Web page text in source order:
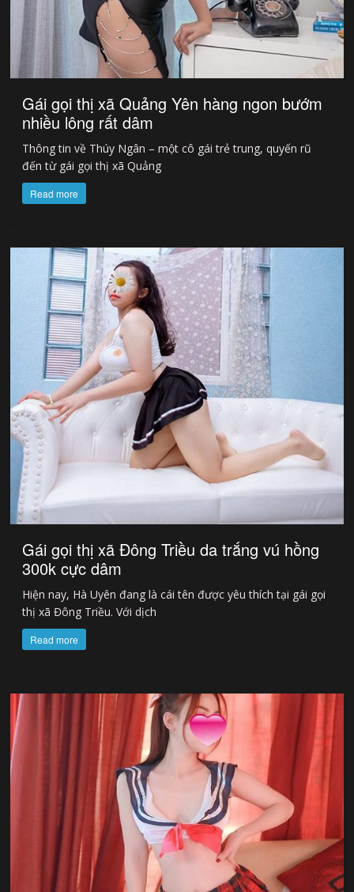
Gái gọi thị xã Quảng Yên hàng ngon bướm
nhiều lông rất dâm
Thông tin về Thúy Ngân – một cô gái trẻ trung, quyến rũ
đến từ gái gọi thị xã Quảng
Read more
Gái gọi thị xã Đông Triều da trắng vú hồng
300k cực dâm
Hiện nay, Hà Uyên đang là cái tên được yêu thích tại gái gọi
thị xã Đông Triều. Với dịch
Read more